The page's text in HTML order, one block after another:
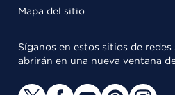
Mapa del sitio
Síganos en estos sitios de
abrirán en una nueva ventana